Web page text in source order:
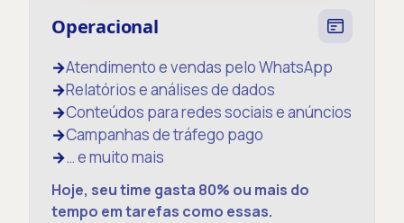
Operacional
→Atendimento e vendas pelo WhatsApp
→Relatórios e análises de dados
→Conteúdos para redes sociais e anúncios
→Campanhas de tráfego pago
→… e muito mais
Hoje, seu time gasta 80% ou mais do
tempo em tarefas como essas.